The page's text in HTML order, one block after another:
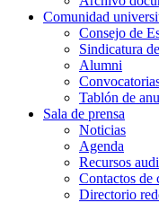
Comunidad
Consejo de
Sindicatura
Alumni
Tablón de
Sala de prensa
Noticias
Agenda
Recursos
Contactos de
Directorio